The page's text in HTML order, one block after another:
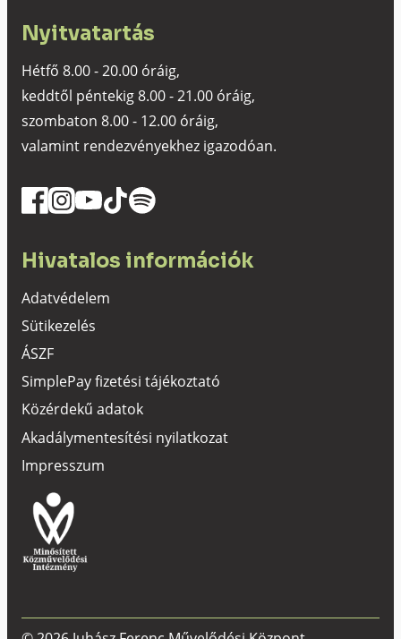
Nyitvatartás
Hétfő 8.00 - 20.00 óráig,
keddtől péntekig 8.00 - 21.00 óráig,
szombaton 8.00 - 12.00 óráig,
valamint rendezvényekhez igazodóan.
Hivatalos információk
Adatvédelem
Sütikezelés
ÁSZF
SimplePay fizetési tájékoztató
Közérdekű adatok
Akadálymentesítési nyilatkozat
Impresszum